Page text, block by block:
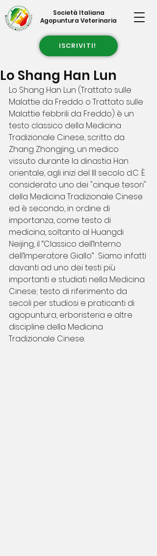
Società Italiana
Agopuntura Veterinaria
ISCRIVITI!
Lo Shang Han Lun
Lo Shang Han Lun (Trattato sulle
Malattie da Freddo o Trattato sulle
Malattie febbrili da Freddo) è un
testo classico della Medicina
Tradizionale Cinese, scritto da
Zhang Zhongjing, un medico
vissuto durante la dinastia Han
orientale, agli inizi del III secolo d.C. È
considerato uno dei "cinque tesori"
della Medicina Tradizionale Cinese
ed è secondo, in ordine di
importanza, come testo di
medicina, soltanto al Huangdi
Neijing, il “Classico dell’Interno
dell’Imperatore Giallo” . Siamo infatti
davanti ad uno dei testi più
importanti e studiati nella Medicina
Cinese; testo di riferimento da
secoli per studiosi e praticanti di
agopuntura, erboristeria e altre
discipline della Medicina
Tradizionale Cinese.